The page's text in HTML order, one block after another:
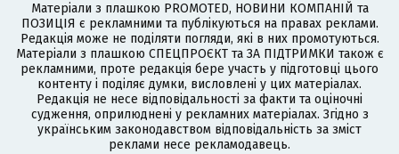
Матеріали з плашкою PROMOTED, НОВИНИ КОМПАНІЙ та
ПОЗИЦІЯ є рекламними та публікуються на правах реклами.
Редакція може не поділяти погляди, які в них промотуються.
Матеріали з плашкою СПЕЦПРОЄКТ та ЗА ПІДТРИМКИ також є
рекламними, проте редакція бере участь у підготовці цього
контенту і поділяє думки, висловлені у цих матеріалах.
Редакція не несе відповідальності за факти та оціночні
судження, оприлюднені у рекламних матеріалах. Згідно з
українським законодавством відповідальність за зміст
реклами несе рекламодавець.